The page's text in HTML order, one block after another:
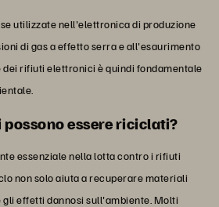
utilizzate nell'elettronica di produzione
di gas a effetto serra e all'esaurimento
dei rifiuti elettronici è quindi fondamentale
essere riciclati?
essenziale nella lotta contro i rifiuti
non solo aiuta a recuperare materiali
gli effetti dannosi sull'ambiente. Molti